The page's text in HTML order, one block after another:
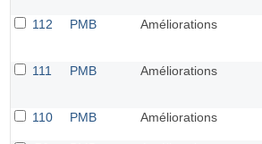
112 PMB Améliorations
111 PMB Améliorations
110 PMB Améliorations